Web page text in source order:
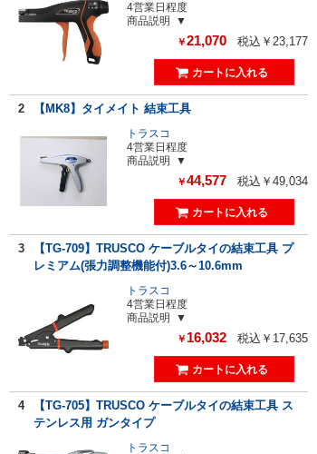
4営業日程度
商品説明
￥21,070 税込￥23,177
2 【MK8】タイメイト 結束工具
トラスコ
4営業日程度
商品説明
￥44,577 税込￥49,034
3
【TG-709】TRUSCO ケーブルタイの結束工具 プ
レミアム(張力調整機能付)3.6～10.6mm
トラスコ
4営業日程度
商品説明
￥ 16,032 税込￥17,635
4
【TG-705】TRUSCO ケーブルタイの結束工具 ス
テンレス用 ガンタイプ
トラスコ